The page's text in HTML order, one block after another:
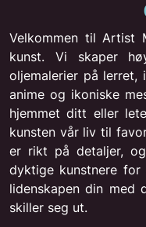
Velkommen til Artist
kunst. Vi skaper
oljemalerier på lerret,
anime og ikoniske
hjemmet ditt eller
kunsten vår liv til
er rikt på detaljer,
dyktige kunstnere for
lidenskapen din med
skiller seg ut.